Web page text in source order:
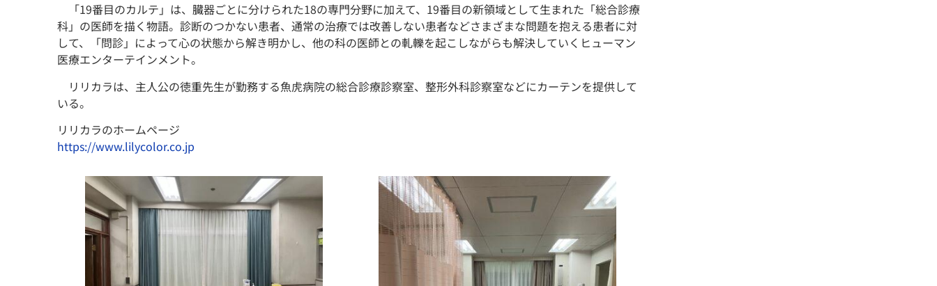
「19番目のカルテ」は、臓器ごとに分けられた18の専門分野に加えて、19番目の新領域として生まれた「総合診療
科」の医師を描く物語。診断のつかない患者、通常の治療では改善しない患者などさまざまな問題を抱える患者に対
して、「問診」によって心の状態から解き明かし、他の科の医師との軋轢を起こしながらも解決していくヒューマン
医療エンターテインメント。
リリカラは、主人公の徳重先生が勤務する⿂⻁病院の総合診療診察室、整形外科診察室などにカーテンを提供して
いる。
リリカラのホームページ
https://www.lilycolor.co.jp